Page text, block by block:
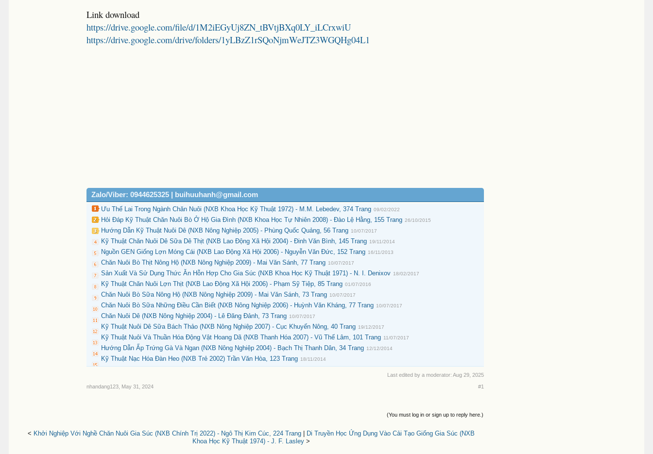
Link download
https://drive.google.com/file/d/1M2iEGyUj8ZN_tBVtjBXq0LY_iLCrxwiU
https://drive.google.com/drive/folders/1yLBzZ1rSQoNjmWeJTZ3WGQHg04L1
Zalo/Viber: 0944625325 | buihuuhanh@gmail.com
Ưu Thế Lai Trong Ngành Chăn Nuôi (NXB Khoa Học Kỹ Thuật 1972) - M.M. Lebedev, 374 Trang 09/02/2022
Hỏi Đáp Kỹ Thuật Chăn Nuôi Bò Ở Hộ Gia Đình (NXB Khoa Học Tự Nhiên 2008) - Đào Lệ Hằng, 155 Trang 26/10/2015
Hướng Dẫn Kỹ Thuật Nuôi Dê (NXB Nông Nghiệp 2005) - Phùng Quốc Quảng, 56 Trang 10/07/2017
Kỹ Thuật Chăn Nuôi Dê Sữa Dê Thịt (NXB Lao Động Xã Hội 2004) - Đinh Văn Bình, 145 Trang 19/11/2014
Nguồn GEN Giống Lợn Móng Cái (NXB Lao Động Xã Hội 2006) - Nguyễn Văn Đức, 152 Trang 16/11/2013
Chăn Nuôi Bò Thịt Nông Hộ (NXB Nông Nghiệp 2009) - Mai Văn Sánh, 77 Trang 10/07/2017
Sản Xuất Và Sử Dụng Thức Ăn Hỗn Hợp Cho Gia Súc (NXB Khoa Học Kỹ Thuật 1971) - N. I. Denixov 18/02/2017
Kỹ Thuật Chăn Nuôi Lợn Thịt (NXB Lao Động Xã Hội 2006) - Phạm Sỹ Tiệp, 85 Trang 01/07/2016
Chăn Nuôi Bò Sữa Nông Hộ (NXB Nông Nghiệp 2009) - Mai Văn Sánh, 73 Trang 10/07/2017
Chăn Nuôi Bò Sữa Những Điều Cần Biết (NXB Nông Nghiệp 2006) - Huỳnh Văn Kháng, 77 Trang 10/07/2017
Chăn Nuôi Dê (NXB Nông Nghiệp 2004) - Lê Đăng Đảnh, 73 Trang 10/07/2017
Kỹ Thuật Nuôi Dê Sữa Bách Thảo (NXB Nông Nghiệp 2007) - Cục Khuyến Nông, 40 Trang 19/12/2017
Kỹ Thuật Nuôi Và Thuần Hóa Động Vật Hoang Dã (NXB Thanh Hóa 2007) - Vũ Thế Lâm, 101 Trang 11/07/2017
Hướng Dẫn Ấp Trứng Gà Và Ngan (NXB Nông Nghiệp 2004) - Bạch Thị Thanh Dân, 34 Trang 12/12/2014
Kỹ Thuật Nạc Hóa Đàn Heo (NXB Trẻ 2002) Trần Văn Hòa, 123 Trang 18/11/2014
Last edited by a moderator: Aug 29, 2025
nhandang123
May 31, 2024 #1
(You must log in or sign up to reply here.)
< Khởi Nghiệp Với Nghề Chăn Nuôi Gia Súc (NXB Chính Trị 2022) - Ngô Thị Kim Cúc, 224 Trang
Di Truyền Học Ứng Dụng Vào Cải Tạo Giống Gia Súc (NXB
Khoa Học Kỹ Thuật 1974) - J. F. Lasley >